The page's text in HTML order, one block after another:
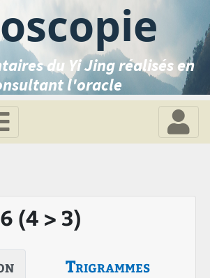
du Yi Jing réalisés en
l'oracle
(4 > 3)
Trigrammes